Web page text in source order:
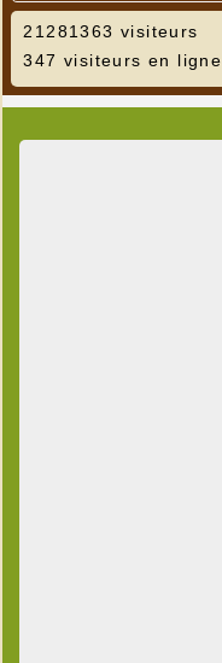
21281363 visiteurs
347 visiteurs en ligne